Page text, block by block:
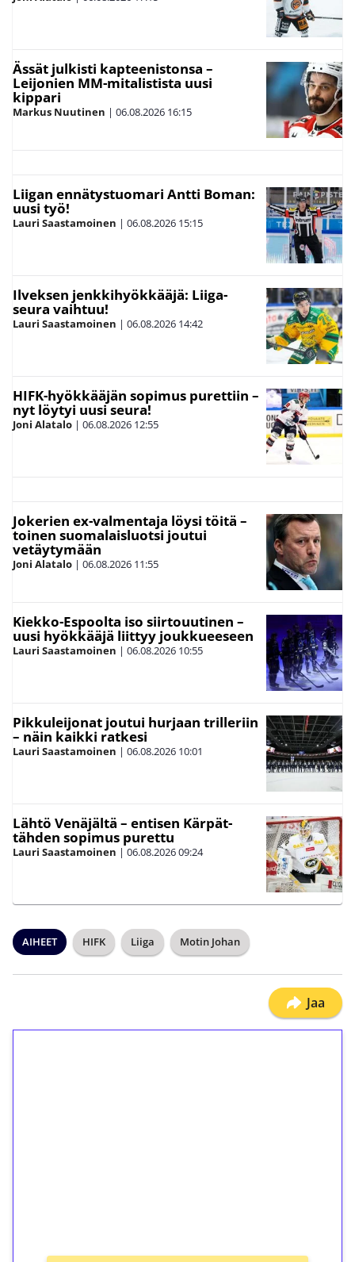
Ässät julkisti kapteenistonsa –
Leijonien MM-mitalistista uusi
kippari
Markus Nuutinen | 06.08.2026 16:15
Liigan ennätystuomari Antti Boman:
uusi työ!
Lauri Saastamoinen | 06.08.2026 15:15
Ilveksen jenkkihyökkääjä: Liiga-
seura vaihtuu!
Lauri Saastamoinen | 06.08.2026 14:42
HIFK-hyökkääjän sopimus purettiin –
nyt löytyi uusi seura!
Joni Alatalo | 06.08.2026 12:55
Jokerien ex-valmentaja löysi töitä –
toinen suomalaisluotsi joutui
vetäytymään
Joni Alatalo | 06.08.2026 11:55
Kiekko-Espoolta iso siirtouutinen –
uusi hyökkääjä liittyy joukkueeseen
Lauri Saastamoinen | 06.08.2026 10:55
Pikkuleijonat joutui hurjaan trilleriin
– näin kaikki ratkesi
Lauri Saastamoinen | 06.08.2026 10:01
Lähtö Venäjältä – entisen Kärpät-
tähden sopimus purettu
Lauri Saastamoinen | 06.08.202609:24
AIHEET HIFK Liiga Motin Johan
Jaa